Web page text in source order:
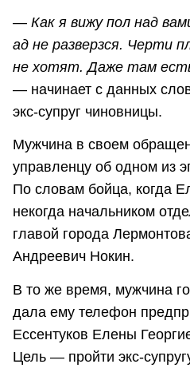
— Как я вижу пол над
ад не разверзся. Черти
не хотят. Даже там
— начинает с данных
экс-супруг чиновницы.
Мужчина в своем
управленцу об одном из
По словам бойца, когда
некогда начальником
главой города
Андреевич Нокин.
В то же время, мужчина
дала ему телефон
Ессентуков Елены
Цель — пройти экс-